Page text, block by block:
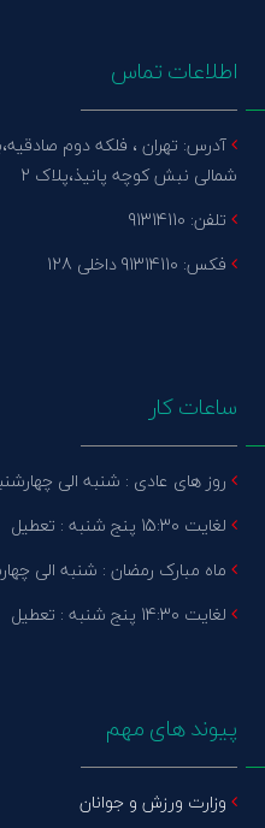
اطلاعات تماس
آدرس: تهران ، فلکه دوم
شمالی نبش کوچه پانیذ،پلاک 2
تلفن: 91314110
فکس: 91314110 داخلی 128
ساعات کار
روز های عادی : شنبه الی چهارشنبه :
لغایت 15:30 پنج شنبه : تعطیل
ماه مبارک رمضان : شنبه الی
لغایت 14:30 پنج شنبه : تعطیل
پیوند های مهم
وزارت ورزش و جوانان